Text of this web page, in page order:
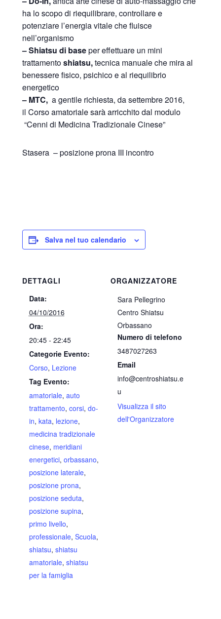
ha lo scopo di riequilibrare, controllare e
potenziare l’energia vitale che fluisce
nell’organismo
– Shiatsu di baseper effettuare un mini
trattamentoshiatsu,tecnica manuale che mira al
benessere fisico, psichico e al riequilibrio
energetico
– MTC, a gentile richiesta, da settembre 2016,
il Corso amatoriale sarà arricchito dal modulo
“Cenni di Medicina Tradizionale Cinese”
Stasera – posizione prona III incontro
Salva nel tuo calendario
DETTAGLI
Data:
04/10/2016
Ora:
20:45 - 22:45
Categorie Evento:
Corso, Lezione
Tag Evento:
amatoriale, auto
trattamento, corsi, do-
in, kata, lezione,
medicina tradizionale
cinese, meridiani
energetici, orbassano,
posizione laterale,
posizione prona,
posizione seduta,
posizione supina,
primo livello,
professionale, Scuola,
shiatsu, shiatsu
amatoriale, shiatsu
per la famiglia
ORGANIZZATORE
Sara Pellegrino
Centro Shiatsu
Orbassano
Numero di telefono
3487027263
Email
info@centroshiatsu.e
u
Visualizza il sito
dell'Organizzatore